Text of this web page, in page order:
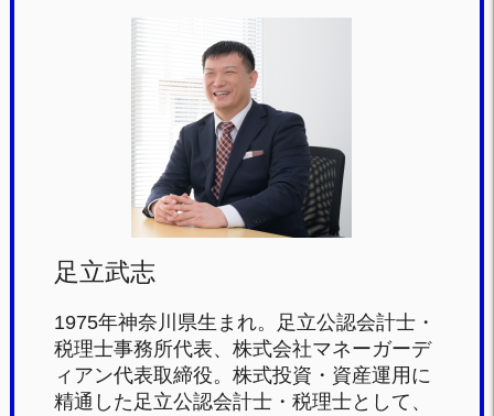
n
a
足立武志
1975年神奈川県生まれ。足立公認会計士・
税理士事務所代表、株式会社マネーガーデ
ィアン代表取締役。株式投資・資産運用に
精通した足立公認会計士・税理士として、